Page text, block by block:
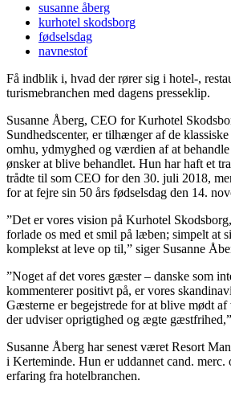
susanne åberg
kurhotel skodsborg
fødselsdag
navnestof
Få indblik i, hvad der rører sig i hotel-,
turismebranchen med dagens presseklip.
Susanne Åberg, CEO for Kurhotel
Sundhedscenter, er tilhænger af de
omhu, ydmyghed og værdien af at
ønsker at blive behandlet. Hun har haft et
trådte til som CEO for den 30. juli 2018,
for at fejre sin 50 års fødselsdag den 14.
”Det er vores vision på Kurhotel
forlade os med et smil på læben; simpelt at
komplekst at leve op til,” siger Susanne
”Noget af det vores gæster – danske som
kommenterer positivt på, er vores
Gæsterne er begejstrede for at blive mødt af
der udviser oprigtighed og ægte
Susanne Åberg har senest været Resort
i Kerteminde. Hun er uddannet cand. merc.
erfaring fra hotelbranchen.